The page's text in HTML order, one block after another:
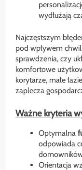
wydłużają
Najczęstszym
pod wpływem
sprawdzenia, czy
komfortowe
korytarze, małe
zaplecza
Ważne kryteria
Optymalna
odpowiada
Orientacja